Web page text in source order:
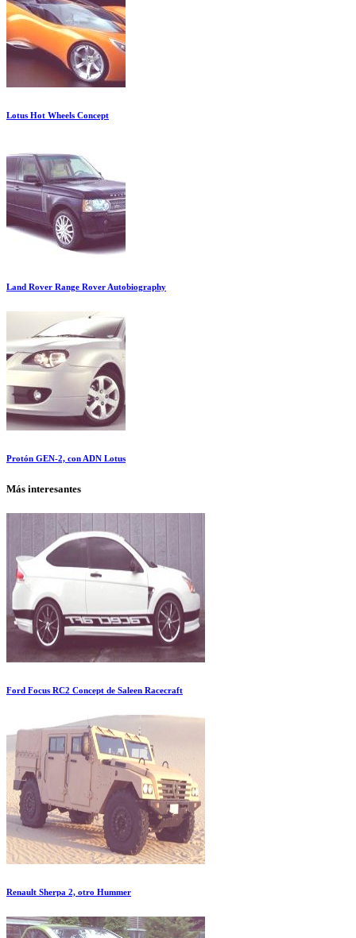
Lotus Hot Wheels Concept
Land Rover Range Rover Autobiography
Protón GEN-2, con ADN Lotus
Más interesantes
Ford Focus RC2 Concept de Saleen Racecraft
Renault Sherpa 2, otro Hummer